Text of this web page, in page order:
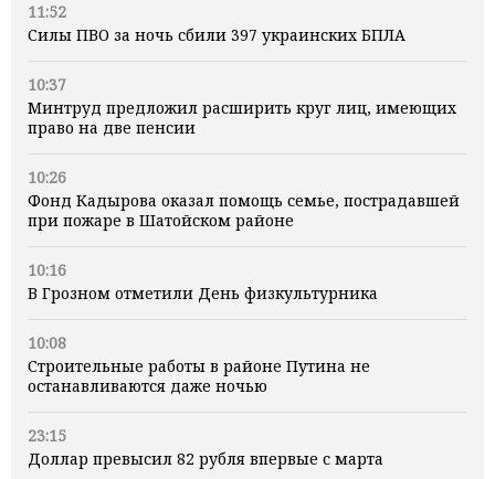
11:52
Силы ПВО за ночь сбили 397 украинских БПЛА
10:37
Минтруд предложил расширить круг лиц, имеющих
право на две пенсии
10:26
Фонд Кадырова оказал помощь семье, пострадавшей
при пожаре в Шатойском районе
10:16
В Грозном отметили День физкультурника
10:08
Строительные работы в районе Путина не
останавливаются даже ночью
23:15
Доллар превысил 82 рубля впервые с марта